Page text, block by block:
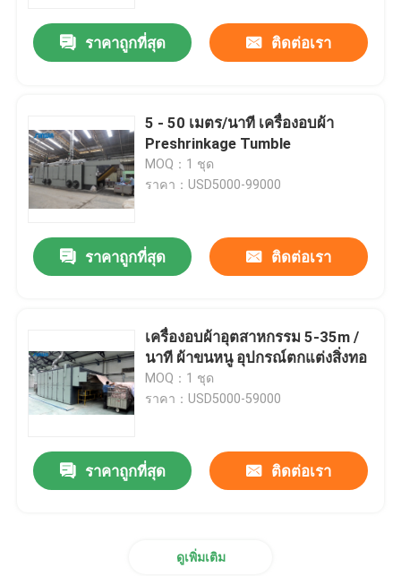
ราคาถูกที่สุด ติดต่อเรา
5 - 50 เมตร/นาที เครื่องอบผ้า
Preshrinkage Tumble
MOQ：1 ชุด
ราคา：USD5000-99000
ราคาถูกที่สุด ติดต่อเรา
เครื่องอบผ้าอุตสาหกรรม 5-35m /
นาที ผ้าขนหนู อุปกรณ์ตกแต่งสิ่งทอ
MOQ：1 ชุด
ราคา：USD5000-59000
ราคาถูกที่สุด ติดต่อเรา
ดูเพิ่มเติม